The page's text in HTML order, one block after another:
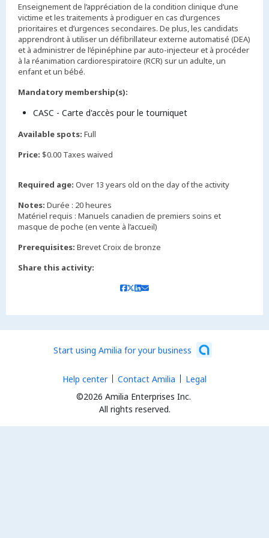
Enseignement de l’appréciation de la condition clinique d’une
victime et les traitements à prodiguer en cas d’urgences
prioritaires et d’urgences secondaires. De plus, les candidats
apprendront à utiliser un défibrillateur externe automatisé (DEA)
et à administrer de l’épinéphine par auto-injecteur et à procéder
à la réanimation cardiorespiratoire (RCR) sur un adulte, un
enfant et un bébé.
Mandatory membership(s):
CASC - Carte d'accès pour le tourniquet
Available spots: Full
Price: $0.00 Taxes waived
Required age: Over 13 years old on the day of the activity
Notes: Durée : 20 heures
Matériel requis : Manuels canadien de premiers soins et
masque de poche (en vente à l’accueil)
Prerequisites:
Share this activity:
Start using Amilia for your business
©2026 Amilia Enterprises Inc.
All rights reserved.
Help center Contact Amilia Legal